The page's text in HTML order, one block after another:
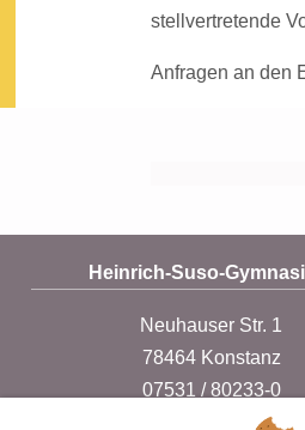
stellvertretende
Anfragen an den
Heinrich-Suso-
Neuhauser Str. 1
78464 Konstanz
07531 / 80233-0